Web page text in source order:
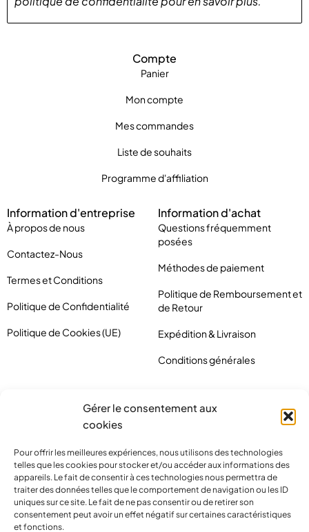
Gérer le consentement aux
cookies
Pour offrir les meilleures expériences, nous utilisons des technologies
telles que les cookies pour stocker et/ou accéder aux informations des
appareils. Le fait de consentir à ces technologies nous permettra de
traiter des données telles que le comportement de navigation ou les ID
uniques sur ce site. Le fait de ne pas consentir ou de retirer son
consentement peut avoir un effet négatif sur certaines caractéristiques
et fonctions.
Compte
Panier
Mon compte
Mes commandes
Liste de souhaits
Programme d'affiliation
Information d'entreprise
À propos de nous
Contactez-Nous
Termes et Conditions
Politique de Confidentialité
Politique de Cookies (UE)
Information d'achat
Questions fréquemment
posées
Méthodes de paiement
Politique de Remboursement et
de Retour
Expédition & Livraison
Conditions générales